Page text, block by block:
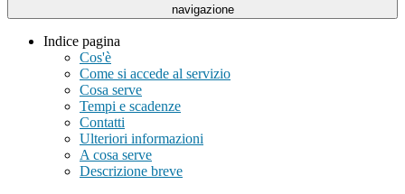
navigazione
Indice pagina
Cos'è
Come si accede al servizio
Cosa serve
Tempi e scadenze
Contatti
Ulteriori informazioni
A cosa serve
Descrizione breve